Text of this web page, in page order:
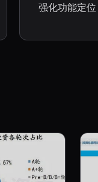
强化功能定